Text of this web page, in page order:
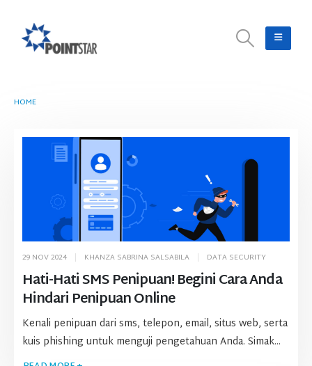
HOME
Hati-Hati SMS Penipuan! Begini Cara Anda
Hindari Penipuan Online
29 NOV 2024 KHANZA SABRINA SALSABILA DATA SECURITY
Kenali penipuan dari sms, telepon, email, situs web, serta
kuis phishing untuk menguji pengetahuan Anda. Simak...